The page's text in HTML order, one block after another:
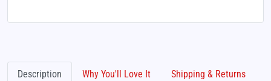
Description Why You'll Love It Shipping & Returns